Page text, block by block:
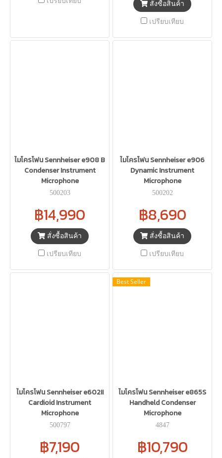
สั่งซื้อสินค้า
เปรียบเทียบ
ไมโครโฟน Sennheiser e908 B
Condenser Instrument
Microphone
500203
฿14,990
สั่งซื้อสินค้า
เปรียบเทียบ
ไมโครโฟน Sennheiser e906
Dynamic Instrument
Microphone
500202
฿8,690
สั่งซื้อสินค้า
เปรียบเทียบ
ไมโครโฟน Sennheiser e602II
Cardioid Instrument
Microphone
500797
฿7,190
Best Seller
ไมโครโฟน Sennheiser e865S
Handheld Condenser
Microphone
4847
฿10,790